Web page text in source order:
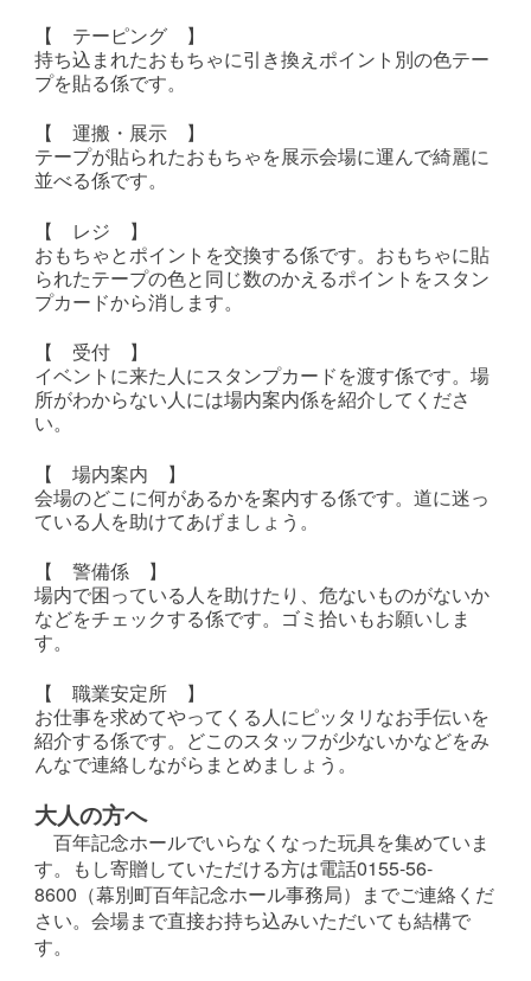
【 テーピング 】
持ち込まれたおもちゃに引き換えポイント別の色テー
プを貼る係です。
【 運搬・展示 】
テープが貼られたおもちゃを展示会場に運んで綺麗に
並べる係です。
【 レジ 】
おもちゃとポイントを交換する係です。おもちゃに貼
られたテープの色と同じ数のかえるポイントをスタン
プカードから消します。
【 受付 】
イベントに来た人にスタンプカードを渡す係です。場
所がわからない人には場内案内係を紹介してくださ
い。
【 場内案内 】
会場のどこに何があるかを案内する係です。道に迷っ
ている人を助けてあげましょう。
【 警備係 】
場内で困っている人を助けたり、危ないものがないか
などをチェックする係です。ゴミ拾いもお願いしま
す。
【 職業安定所 】
お仕事を求めてやってくる人にピッタリなお手伝いを
紹介する係です。どこのスタッフが少ないかなどをみ
んなで連絡しながらまとめましょう。
大人の方へ
百年記念ホールでいらなくなった玩具を集めていま
す。もし寄贈していただける方は電話0155-56-
8600（幕別町百年記念ホール事務局）までご連絡くだ
さい。会場まで直接お持ち込みいただいても結構で
す。